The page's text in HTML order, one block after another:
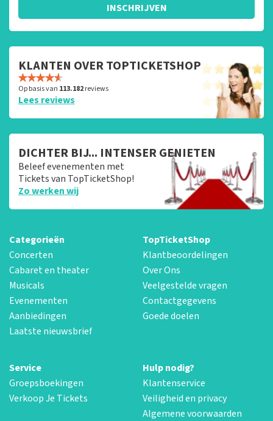
INSCHRIJVEN
KLANTEN OVER TOPTICKETSHOP
Op basis van 113.182reviews
Lees reviews
DICHTER BIJ... INTENSER GENIETEN
Beleef evenementen met
Tickets van TopTicketShop!
Zo werken wij
Categorieën
Concerten
Cabaret en theater
Musicals
Evenementen
Aanbiedingen
Laatste nieuwsbrief
TopTicketShop
Klantbeoordelingen
Over Ons
Veelgestelde vragen
Contactgegevens
Goede doelen
Service
Groepsboekingen
Verkoop Je Tickets
Hulp nodig?
Klantenservice
Veiligheid en privacy
Algemene voorwaarden